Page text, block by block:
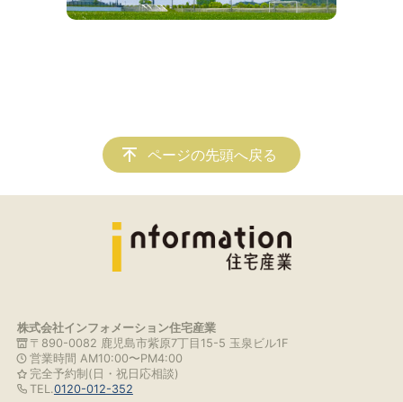
ページの先頭へ戻る
株式会社インフォメーション住宅産業
〒890-0082 鹿児島市紫原7丁目15-5 玉泉ビル1F
営業時間 AM10:00〜PM4:00
完全予約制(日・祝日応相談)
TEL.0120-012-352